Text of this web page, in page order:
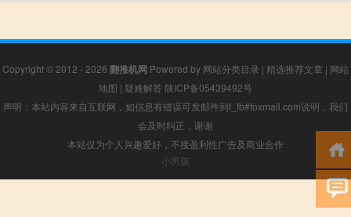
Copyright © 2012 - 2026 翻推机网 Powered by 网站分类目录 | 精选推荐文章 | 网站
地图 | 疑难解答 陕ICP备05439492号
声明：本站内容来自互联网，如信息有错误可发邮件到f_fb#foxmail.com说明，我们
会及时纠正，谢谢
本站仅为个人兴趣爱好，不接盈利性广告及商业合作
小男孩